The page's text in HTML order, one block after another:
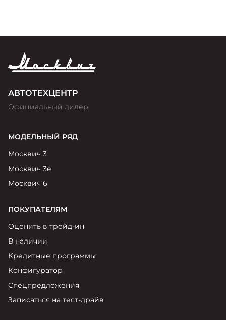
АВТОТЕХЦЕНТР
Официальный дилер
МОДЕЛЬНЫЙ РЯД
Москвич 3
Москвич 3е
Москвич 6
ПОКУПАТЕЛЯМ
Оценить в трейд-ин
В наличии
Кредитные программы
Конфигуратор
Спецпредложения
Записаться на тест-драйв